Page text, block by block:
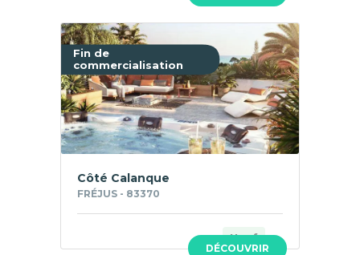
Fin de
commercialisation
DÉCOUVRIR
Côté Calanque
FRÉJUS - 83370
Neuf